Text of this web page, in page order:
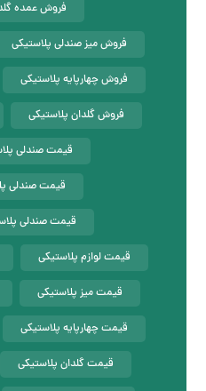
فروش عمده
فروش میز صندلی پلاستیکی
فروش چهارپایه پلاستیکی
فروش گلدان پلاستیکی
قیمت صندلی
قیمت صندلی
قیمت صندلی
قیمت لوازم پلاستیکی
قیمت میز پلاستیکی
قیمت چهارپایه پلاستیکی
قیمت گلدان پلاستیکی